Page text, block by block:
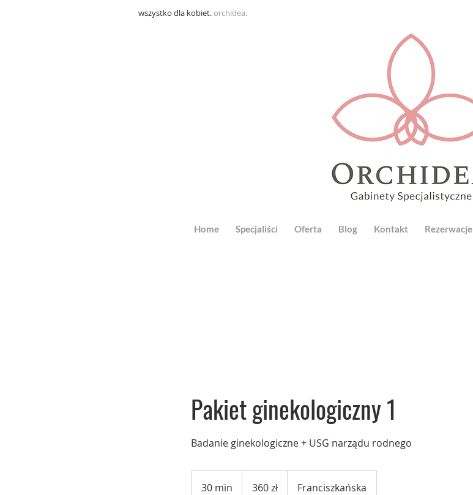
Home Specjaliści Oferta Blog Kontakt
Pakiet ginekologiczny 1
Badanie ginekologiczne + USG narządu rodnego
30 min
polskich
360 zł Franciszkańska
wszystko dla kobiet.orchidea.